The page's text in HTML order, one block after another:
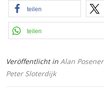
teilen
teilen
Veröffentlicht in Alan Posener
Peter Sloterdijk